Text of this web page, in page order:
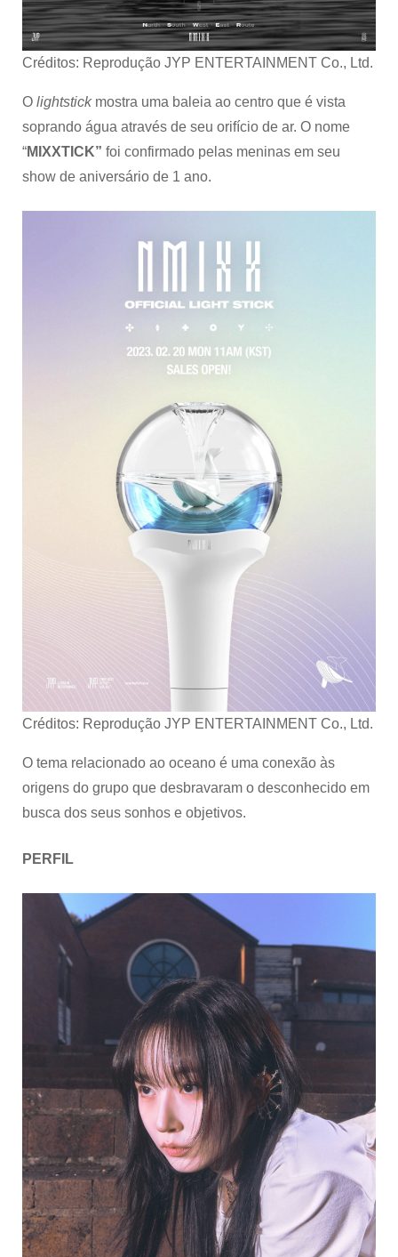
Créditos: Reprodução JYP ENTERTAINMENT Co., Ltd.
O lightstickmostra uma baleia ao centro que é vista
soprando água através de seu orifício de ar. O nome
“MIXXTICK” foi confirmado pelas meninas em seu
show de aniversário de 1 ano.
Créditos: Reprodução JYP ENTERTAINMENT Co., Ltd.
O tema relacionado ao oceano é uma conexão às
origens do grupo que desbravaram o desconhecido em
busca dos seus sonhos e objetivos.
PERFIL